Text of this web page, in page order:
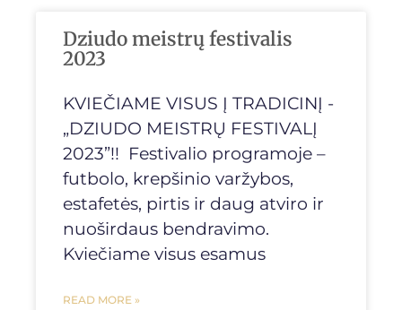
Dziudo meistrų festivalis
2023
KVIEČIAME VISUS Į TRADICINĮ -
„DZIUDO MEISTRŲ FESTIVALĮ
2023”!! Festivalio programoje –
futbolo, krepšinio varžybos,
estafetės, pirtis ir daug atviro ir
nuoširdaus bendravimo.
Kviečiame visus esamus
READ MORE »